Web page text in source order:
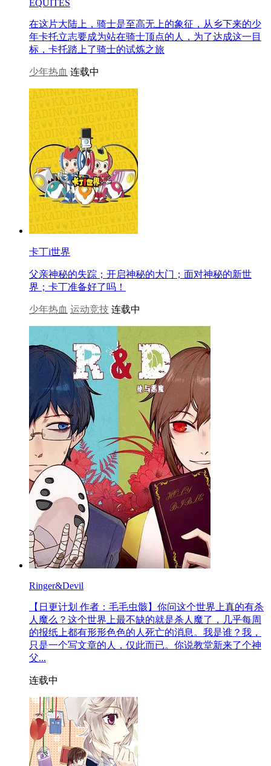
EQUITES
在这片大陆上，骑士是至高无上的象征，从乡下来的少
年卡托立志要成为站在骑士顶点的人，为了达成这一目
标，卡托踏上了骑士的试炼之旅
少年热血 连载中
卡丁i世界
父亲神秘的失踪；开启神秘的大门；面对神秘的新世
界；卡丁准备好了吗！
少年热血 运动竞技 连载中
Ringer&Devil
【日更计划 作者：毛毛虫骸】你问这个世界上真的有杀
人魔么？这个世界上最不缺的就是杀人魔了，几乎每周
的报纸上都有形形色色的人死亡的消息。我是谁？我，
只是一个写文章的人，仅此而已。你说教堂新来了个神
父...
连载中